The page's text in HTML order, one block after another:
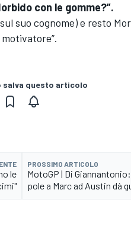
con le gomme?”.
suo cognome) e resto
salva questo articolo
le
PROSSIMO ARTICOLO
MotoGP | Di
pole a Marc ad Austin dà